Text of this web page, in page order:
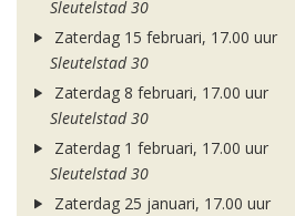
Sleutelstad 30
Zaterdag 15 februari, 17.00 uur
Sleutelstad 30
Zaterdag 8 februari, 17.00 uur
Sleutelstad 30
Zaterdag 1 februari, 17.00 uur
Sleutelstad 30
Zaterdag 25 januari, 17.00 uur